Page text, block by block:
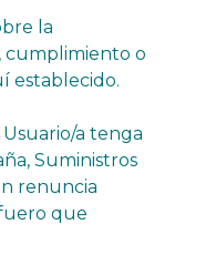
la
cumplimiento o
establecido.
a tenga
Suministros
renuncia
que